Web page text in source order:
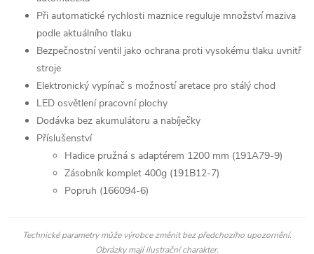
Při automatické rychlosti maznice reguluje množství maziva
podle aktuálního tlaku
Bezpečnostní ventil jako ochrana proti vysokému tlaku uvnitř
stroje
Elektronický vypínač s možností aretace pro stálý chod
LED osvětlení pracovní plochy
Dodávka bez akumulátoru a nabíječky
Příslušenství
Hadice pružná s adaptérem 1200 mm (191A79-9)
Zásobník komplet 400g (191B12-7)
Popruh (166094-6)
Technické parametry může výrobce změnit bez předchozího upozornění.
Obrázky mají ilustrační charakter.